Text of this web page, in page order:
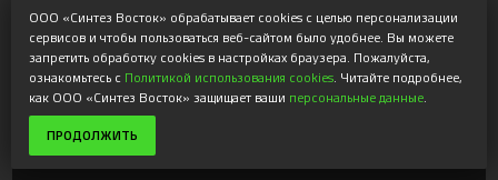
ООО «Синтез Восток» обрабатывает cookies с целью персонализации
сервисов и чтобы пользоваться веб-сайтом было удобнее. Вы можете
запретить обработку cookies в настройках браузера. Пожалуйста,
ознакомьтесь с Политикой использования cookies . Читайте подробнее,
как ООО «Синтез Восток» защищает ваши персональные данные
ПРОДОЛЖИТЬ